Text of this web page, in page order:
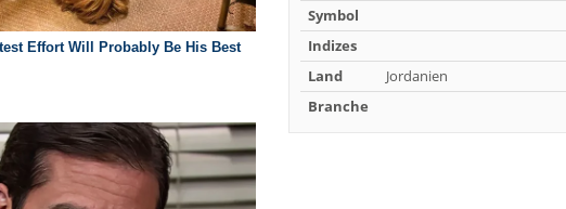
Symbol
Indizes
Land
Jordanien
Branche